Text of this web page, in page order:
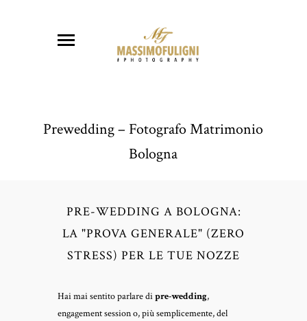
Prewedding – Fotografo Matrimonio
Bologna
PRE-WEDDING A BOLOGNA:
LA "PROVA GENERALE" (ZERO
STRESS) PER LE TUE NOZZE
Hai mai sentito parlare dipre-wedding,
engagement session o, più semplicemente, del